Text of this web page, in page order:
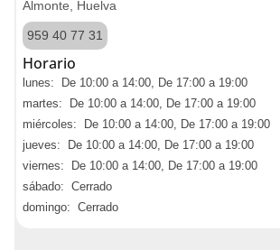
Almonte, Huelva
959 40 77 31
Horario
lunes: De 10:00 a 14:00, De 17:00 a 19:00
martes: De 10:00 a 14:00, De 17:00 a 19:00
miércoles: De 10:00 a 14:00, De 17:00 a 19:00
jueves: De 10:00 a 14:00, De 17:00 a 19:00
viernes: De 10:00 a 14:00, De 17:00 a 19:00
sábado: Cerrado
domingo: Cerrado